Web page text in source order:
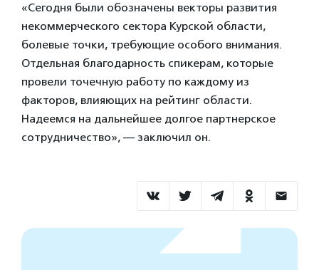
«Сегодня были обозначены векторы развития
некоммерческого сектора Курской области,
болевые точки, требующие особого внимания.
Отдельная благодарность спикерам, которые
провели точечную работу по каждому из
факторов, влияющих на рейтинг области.
Надеемся на дальнейшее долгое партнерское
сотрудничество», — заключил он.